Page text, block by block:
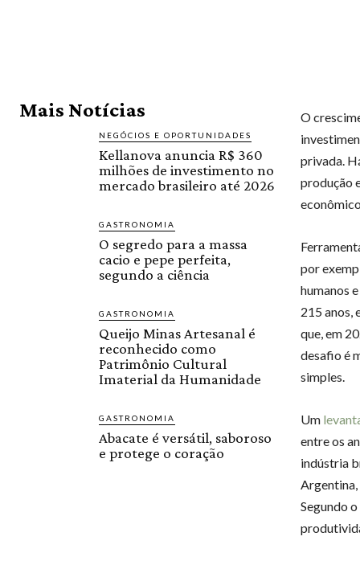
Mais Notícias
NEGÓCIOS E OPORTUNIDADES
Kellanova anuncia R$ 360
milhões de investimento no
mercado brasileiro até 2026
GASTRONOMIA
O segredo para a massa
cacio e pepe perfeita,
segundo a ciência
GASTRONOMIA
Queijo Minas Artesanal é
reconhecido como
Patrimônio Cultural
Imaterial da Humanidade
GASTRONOMIA
Abacate é versátil, saboroso
e protege o coração
O
privada.
produção
por
humanos
215 anos,
que, em
desafio é
simples.
Um
entre os
indústria
Argentina,
Segundo o